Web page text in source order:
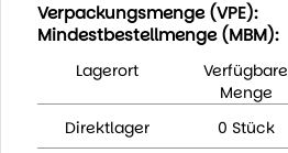
Verpackungsmenge (VPE):
Mindestbestellmenge (MBM):
Lagerort
Verfügbare
Menge
Direktlager 0 Stück